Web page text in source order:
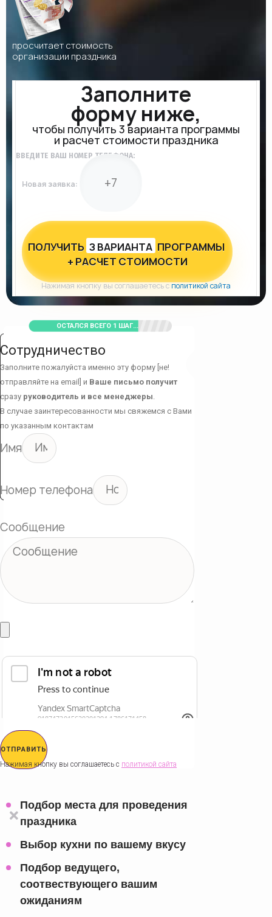
просчитает стоимость
организации праздника
Заполните
форму ниже,
чтобы получить 3 варианта программы
и расчет стоимости праздника
ВВЕДИТЕ ВАШ НОМЕР ТЕЛЕФОНА:
Новая заявка:
ПОЛУЧИТЬ З ВАРИАНТА ПРОГРАММЫ
+ РАСЧЕТ СТОИМОСТИ
Нажимая кнопку вы соглашаетесь сполитикой сайта
ОСТАЛСЯ ВСЕГО 1 ШАГ...
Сотрудничество
Заполните пожалуйста именно эту форму [не!
отправляйте на email] и Ваше письмо получит
сразу руководитель и все менеджеры
В случае заинтересованности мы свяжемся с Вами
по указанным контактам
Имя
Номер телефона
Сообщение
ОТПРАВИТЬ
Нажимая кнопку вы соглашаетесь с политикой сайта
Подбор места для проведения
праздника
Выбор кухни по вашему вкусу
Подбор ведущего,
соотвествующего вашим
ожиданиям